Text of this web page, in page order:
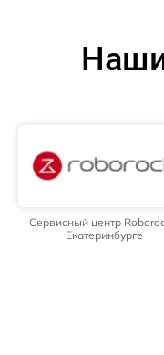
Сервисный центр
Екатеринбурге